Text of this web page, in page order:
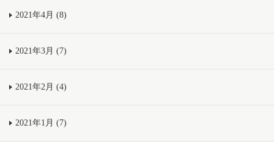
2021年4月 (8)
2021年3月 (7)
2021年2月 (4)
2021年1月 (7)